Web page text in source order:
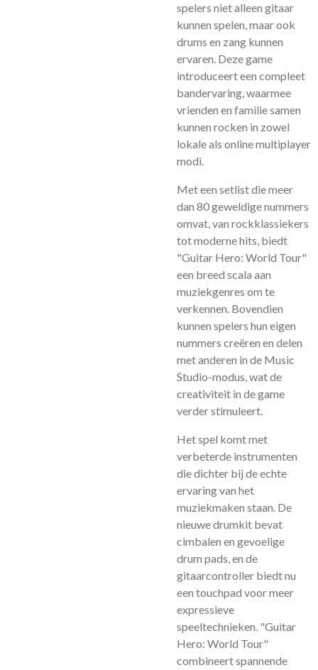
spelers niet alleen gitaar
kunnen spelen, maar ook
drums en zang kunnen
ervaren. Deze game
introduceert een compleet
bandervaring, waarmee
vrienden en familie samen
kunnen rocken in zowel
lokale als online multiplayer
modi.
Met een setlist die meer
dan 80 geweldige nummers
omvat, van rockklassiekers
tot moderne hits, biedt
"Guitar Hero: World Tour"
een breed scala aan
muziekgenres om te
verkennen. Bovendien
kunnen spelers hun eigen
nummers creëren en delen
met anderen in de Music
Studio-modus, wat de
creativiteit in de game
verder stimuleert.
Het spel komt met
verbeterde instrumenten
die dichter bij de echte
ervaring van het
muziekmaken staan. De
nieuwe drumkit bevat
cimbalen en gevoelige
drum pads, en de
gitaarcontroller biedt nu
een touchpad voor meer
expressieve
speeltechnieken. "Guitar
Hero: World Tour"
combineert spannende